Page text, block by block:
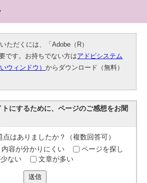
ただくには、「Adobe（R）
です。お持ちでない方はアドビシステム
ウィンドウ）からダウンロード（無料）
にするために、ページのご感想をお聞
点はありましたか？（複数回答可）
内容が分かりにくい
ページを探し
ない 文章が多い
送信